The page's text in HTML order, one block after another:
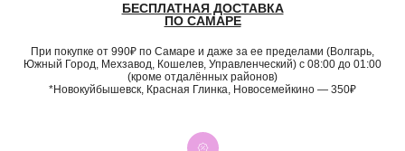
БЕСПЛАТНАЯ ДОСТАВКА
ПО САМАРЕ
При покупке от 990₽ по Самаре и даже за ее пределами (Волгарь,
Южный Город, Мехзавод, Кошелев, Управленческий) с 08:00 до 01:00
(кроме отдалённых районов)
*Новокуйбышевск, Красная Глинка, Новосемейкино — 350₽